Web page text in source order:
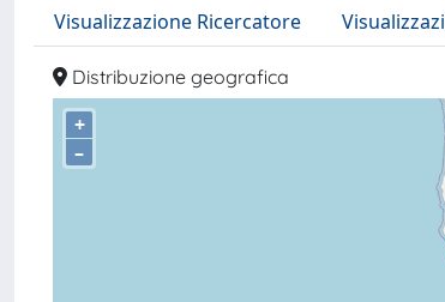
Visualizzazione Ricercatore
Distribuzione geografica
+
–